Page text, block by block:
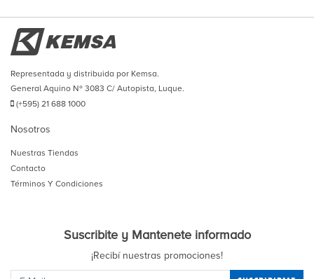
Representada y distribuida por Kemsa.
General Aquino Nº 3083 C/ Autopista, Luque.
(+595) 21 688 1000
Nosotros
Nuestras Tiendas
Contacto
Términos Y Condiciones
Suscribite y Mantenete informado
¡Recibí nuestras promociones!